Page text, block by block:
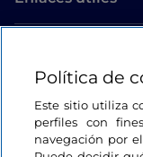
Estamos en
Política de
Este sitio utiliza
perfiles con
navegación por